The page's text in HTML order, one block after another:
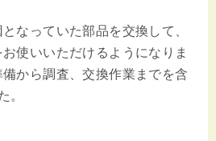
なっていた部品を交換して、
使いいただけるようになりま
から調査、交換作業までを含
。